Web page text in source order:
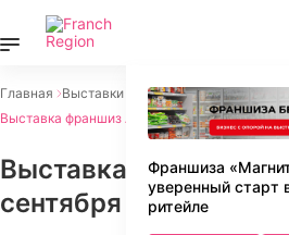
Франшиза
уверенный старт
ритейле
Главная Выставки франшиз 2026
Выставка франшиз Астана 11.09.2025
Выставка франшиз
сентября 2025